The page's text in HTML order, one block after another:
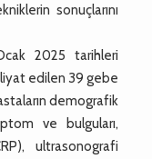
sonuçlarını
2025 tarihleri
edilen 39 gebe
demografik
ve bulguları,
ultrasonografi